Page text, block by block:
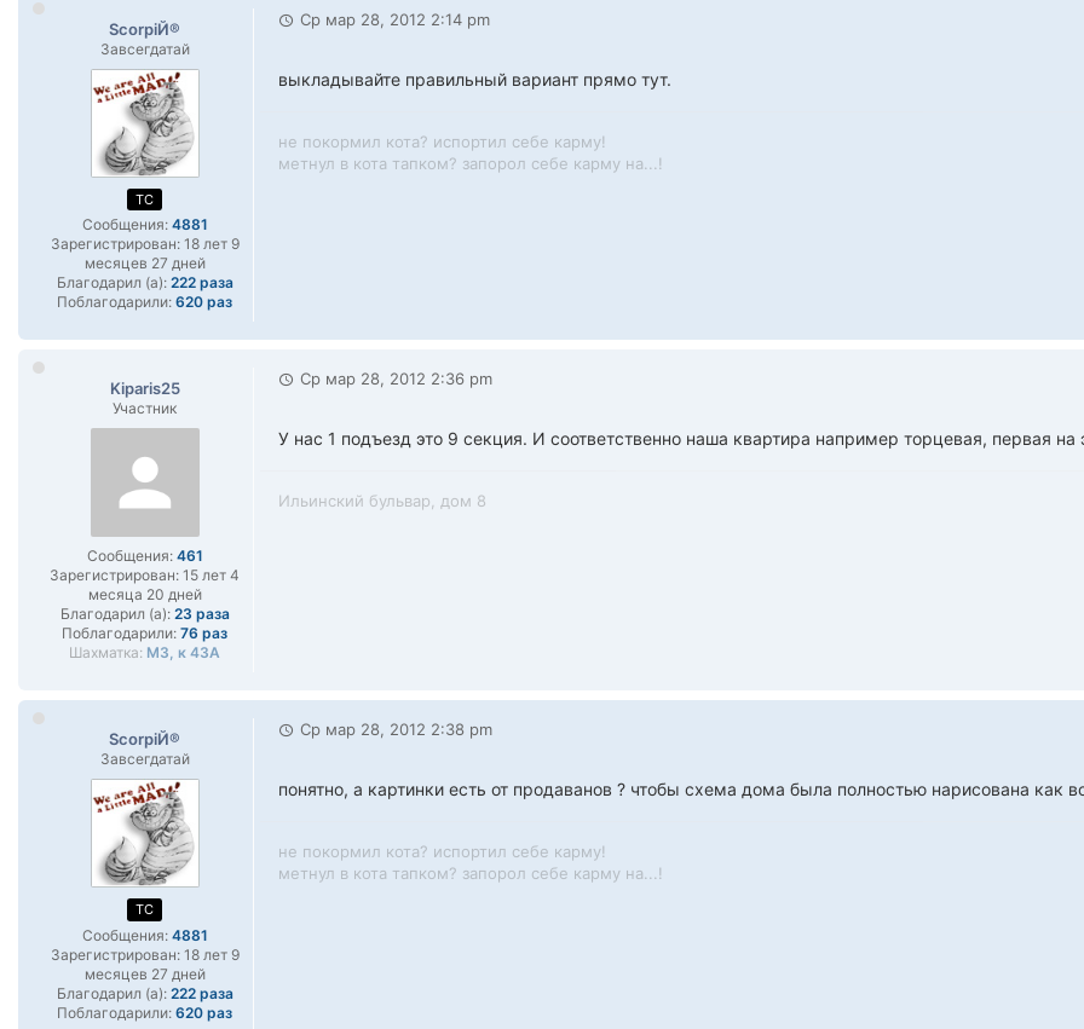
ScorpiЙ®
Завсегдатай
TC
Сообщения: 4881
Зарегистрирован: 18 лет 9
месяцев 27 дней
Благодарил (а): 222 раза
Поблагодарили: 620 раз
Ср мар 28, 2012 2:14 pm
выкладывайте правильный вариант прямо тут.
не покормил кота? испортил себе карму!
метнул в кота тапком? запорол себе карму на...!
Kiparis25
Участник
Сообщения: 461
Зарегистрирован: 15 лет 4
месяца 20 дней
Благодарил (а): 23 раза
Поблагодарили: 76 раз
Шахматка: М3, к 43А
Ср мар 28, 2012 2:36 pm
У нас 1 подъезд это 9 секция. И соответственно наша квартира например торцевая, первая
Ильинский бульвар, дом 8
ScorpiЙ®
Завсегдатай
TC
Сообщения: 4881
Зарегистрирован: 18 лет 9
месяцев 27 дней
Благодарил (а): 222 раза
Поблагодарили: 620 раз
Ср мар 28, 2012 2:38 pm
понятно, а картинки есть от продаванов ? чтобы схема дома была полностью нарисована как
не покормил кота? испортил себе карму!
метнул в кота тапком? запорол себе карму на...!